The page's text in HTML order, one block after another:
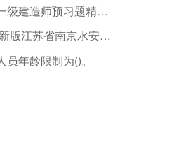
全国各地一级建造师预习题精华资料
2020年最新版江苏省南京水安b证模拟题库
年龄限制为()。